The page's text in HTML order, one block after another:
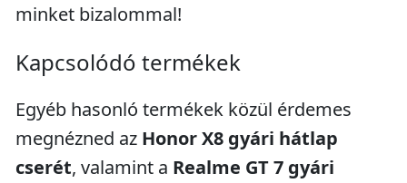
minket bizalommal!
Kapcsolódó termékek
Egyéb hasonló termékek közül érdemes
megnézned az Honor X8 gyári hátlap
cserét, valamint a Realme GT 7 gyári